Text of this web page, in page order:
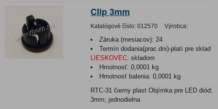
Clip 3mm
Katalógové číslo: 012570 Výrobca:
Záruka (mesiacov): 24
Termín dodania(prac.dni)-platí pre sklad
LIESKOVEC: skladom
Hmotnosť:0,0001 kg
Hmotnosť balenia:0,0001 kg
RTC-31 čierny plast Objímka pre LED diód;
3mm; jednodielna